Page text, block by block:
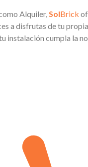
Alquiler, SolBrick
a disfrutas de tu
instalación cumpla la